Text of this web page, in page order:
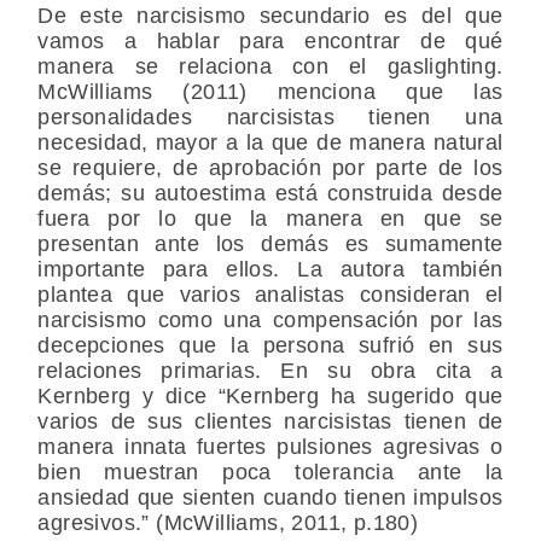
De este narcisismo secundario es del que
vamos a hablar para encontrar de qué
manera se relaciona con el gaslighting.
McWilliams (2011) menciona que las
personalidades narcisistas tienen una
necesidad, mayor a la que de manera natural
se requiere, de aprobación por parte de los
demás; su autoestima está construida desde
fuera por lo que la manera en que se
presentan ante los demás es sumamente
importante para ellos. La autora también
plantea que varios analistas consideran el
narcisismo como una compensación por las
decepciones que la persona sufrió en sus
relaciones primarias. En su obra cita a
Kernberg y dice “Kernberg ha sugerido que
varios de sus clientes narcisistas tienen de
manera innata fuertes pulsiones agresivas o
bien muestran poca tolerancia ante la
ansiedad que sienten cuando tienen impulsos
agresivos.” (McWilliams, 2011, p.180)